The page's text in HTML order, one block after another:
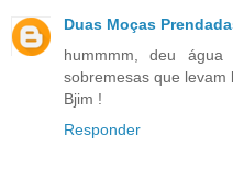
Duas Moças
hummmm, deu
sobremesas que levam
Bjim !
Responder